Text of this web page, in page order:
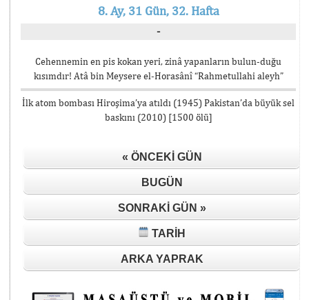
8. Ay, 31 Gün, 32. Hafta
-
Cehennemin en pis kokan yeri, zinâ yapanların bulun-duğu
kısımdır! Atâ bin Meysere el-Horasânî “Rahmetullahi aleyh”
İlk atom bombası Hiroşima’ya atıldı (1945) Pakistan’da büyük sel
baskını (2010) [1500 ölü]
« ÖNCEKI GÜN
BUGÜN
SONRAKI GÜN »
TARIH
ARKA YAPRAK